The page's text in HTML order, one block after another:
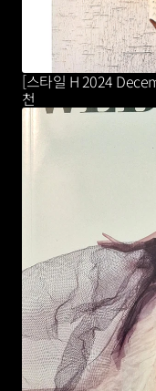
[스타일 H 2024
천